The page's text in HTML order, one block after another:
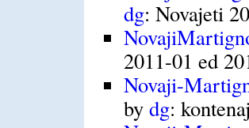
dg: Novajeti
2011-01 ed
Novaji-
by dg: